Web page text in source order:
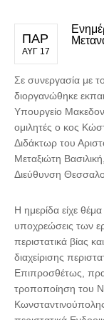
ΠΑΡ
ΑΥΓ 17
Σε συνεργασία με
διοργανώθηκε
Υπουργείο
ομιλητές ο κος
Διδάκτωρ του
Μεταξιώτη
Διεύθυνση
Η ημερίδα είχε θέμα
υποχρεώσεις των
περιστατικά βίας
διαχείρισης
Επιπροσθέτως,
τροποποίηση του